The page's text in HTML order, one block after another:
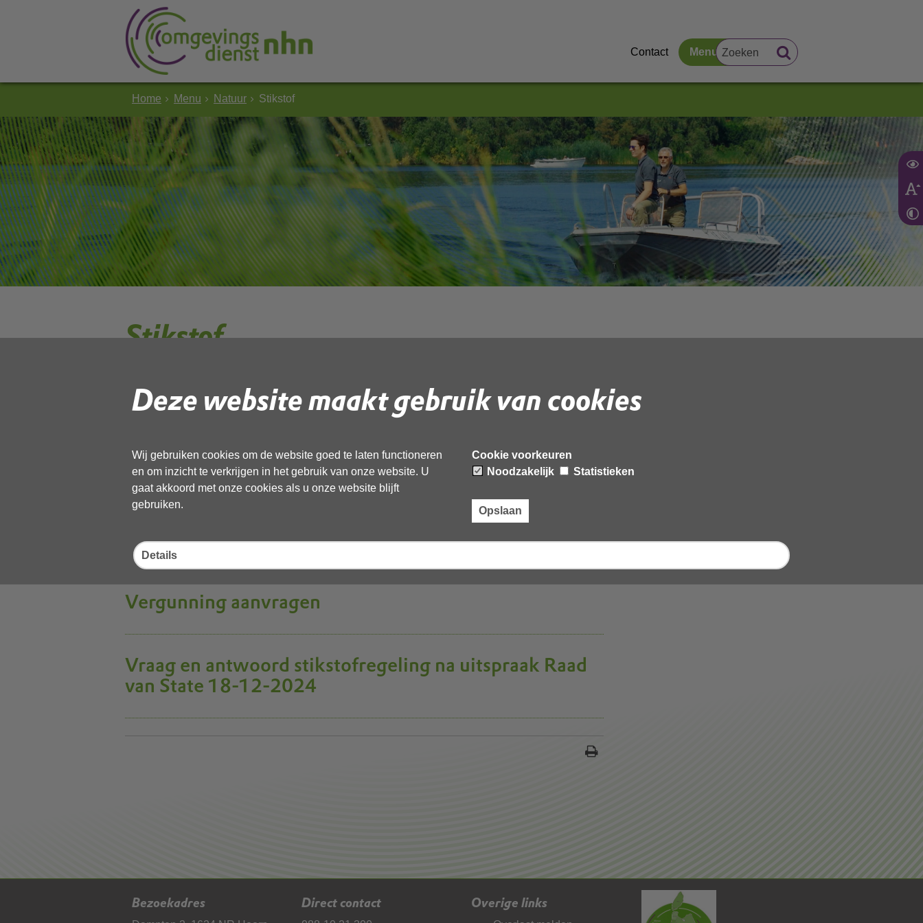
Deze website maakt gebruik van cookies
Wij gebruiken cookies om de website goed te laten functioneren
en om inzicht te verkrijgen in het gebruik van onze website. U
gaat akkoord met onze cookies als u onze website blijft
gebruiken.
Cookie voorkeuren
Noodzakelijk
Statistieken
Opslaan
Details
Contact Menu
Home Menu Natuur Stikstof
Stikstof
Effecten op Natura 2000-gebied
Informatie over stikstof
Intern en extern salderen
Vergunning aanvragen
Vraag en antwoord stikstofregeling na uitspraak Raad
van State 18-12-2024
Bezoekadres Direct contact Overige links